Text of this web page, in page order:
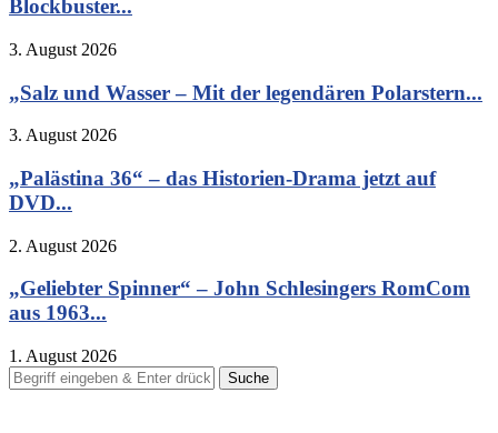
Blockbuster...
3. August 2026
„Salz und Wasser – Mit der legendären Polarstern...
3. August 2026
„Palästina 36“ – das Historien-Drama jetzt auf
DVD...
2. August 2026
„Geliebter Spinner“ – John Schlesingers RomCom
aus 1963...
1. August 2026